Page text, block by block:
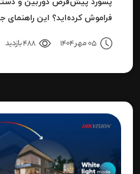
فراموش کرده‌اید؟ این
"Invalid Password" را آموزش می‌دهد.
05 مهر 1404 488 بازدید